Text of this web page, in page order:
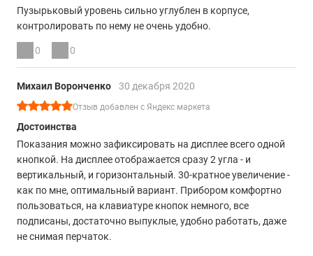
Пузырьковый уровень сильно углублен в корпусе,
контролировать по нему не очень удобно.
0 0
Михаил Воронченко 30 декабря 2020
Отзыв добавлен с Яндекс маркета
Достоинства
Показания можно зафиксировать на дисплее всего одной
кнопкой. На дисплее отображается сразу 2 угла - и
вертикальный, и горизонтальный. 30-кратное увеличение -
как по мне, оптимальный вариант. Прибором комфортно
пользоваться, на клавиатуре кнопок немного, все
подписаны, достаточно выпуклые, удобно работать, даже
не снимая перчаток.